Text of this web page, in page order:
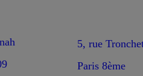
5, rue
Paris 8ème